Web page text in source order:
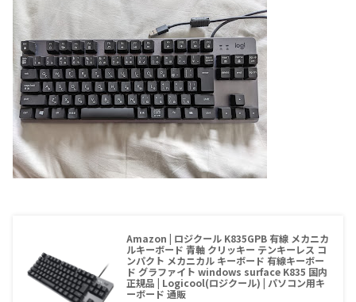
Amazon | ロジクール K835GPB 有線 メカニカ
ルキーボード 青軸 クリッキー テンキーレス コ
ンパクト メカニカル キーボード 有線キーボー
ド グラファイト windows surface K835 国内
正規品 | Logicool(ロジクール) | パソコン用キ
ーボード 通販